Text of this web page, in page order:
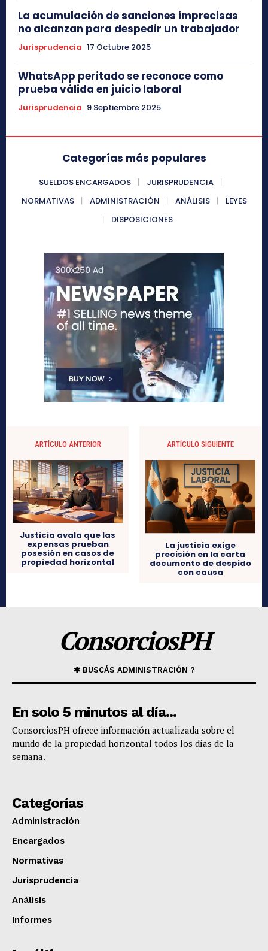
La acumulación de sanciones imprecisas
no alcanzan para despedir un trabajador
Jurisprudencia 17 Octubre 2025
WhatsApp peritado se reconoce como
prueba válida en juicio laboral
Jurisprudencia 9 Septiembre 2025
Categorías más populares
SUELDOS ENCARGADOS
JURISPRUDENCIA
NORMATIVAS
ADMINISTRACIÓN ANÁLISIS
LEYES
DISPOSICIONES
ARTÍCULO ANTERIOR
Justicia avala que las
expensas prueban
posesión en casos de
propiedad horizontal
ARTÍCULO SIGUIENTE
La justicia exige
precisión en la carta
documento de despido
con causa
ConsorciosPH
✱ BUSCÁS ADMINISTRACIÓN ?
En solo 5 minutos al día...
​ConsorciosPH ofrece información actualizada sobre el
mundo de la propiedad horizontal todos los días de la
semana.
Categorías
Administración
Encargados
Normativas
Jurisprudencia
Análisis
Informes